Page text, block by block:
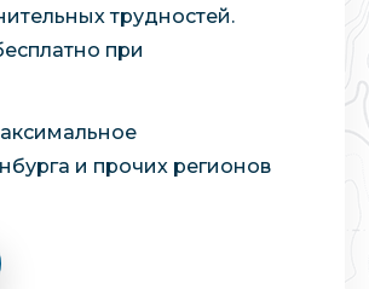
трудностей.
при
и прочих регионов